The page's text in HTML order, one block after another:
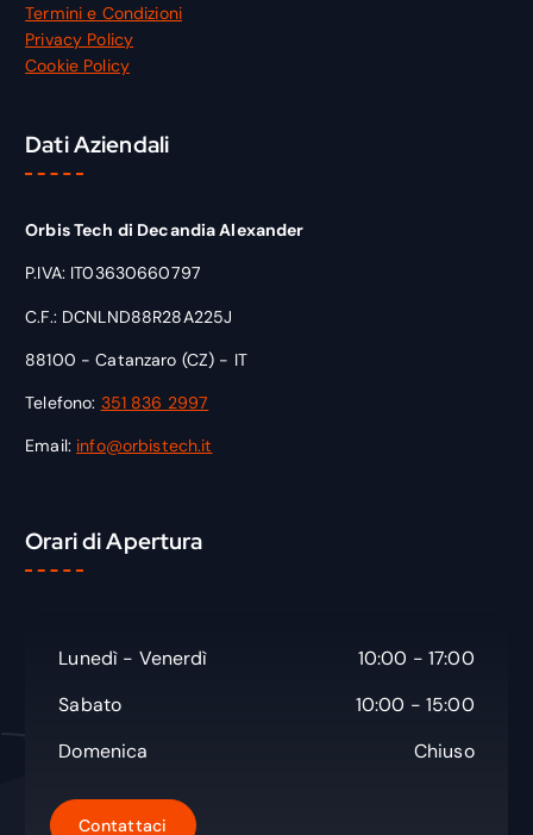
Termini e Condizioni
Privacy Policy
Cookie Policy
Dati Aziendali
Orbis Tech di Decandia Alexander
P.IVA: IT03630660797
C.F.: DCNLND88R28A225J
88100 - Catanzaro (CZ) - IT
Telefono: 351 836 2997
Email: info@orbistech.it
Orari di Apertura
Lunedì - Venerdì
10:00 - 17:00
Sabato
10:00 - 15:00
Domenica
Chiuso